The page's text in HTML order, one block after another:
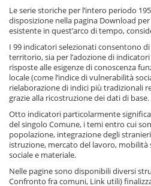
Le serie storiche per l’intero periodo
disposizione nella pagina Download
esistente in quest’arco di tempo,
I 99 indicatori selezionati consentono
territorio, sia per l’adozione di
risposte alle esigenze di conoscenza
locale (come l’indice di vulnerabilità
rielaborazione di indici più tradizionali
grazie alla ricostruzione dei dati di base.
Otto indicatori particolarmente
del singolo Comune, i temi entro cui
popolazione, integrazione degli
istruzione, mercato del lavoro,
sociale e materiale.
Nelle pagine sono disponibili diversi
Confronto fra comuni, Link utili)